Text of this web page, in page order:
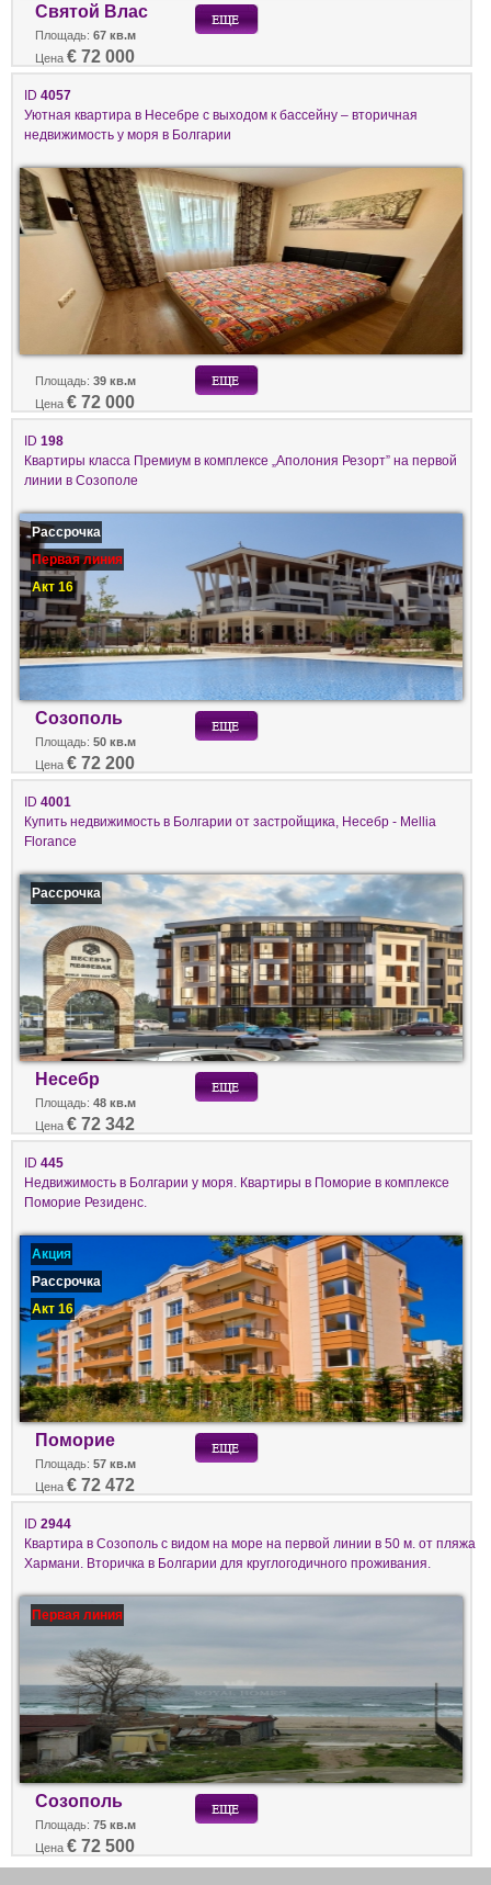
Святой Влас
Площадь: 67 кв.м
Цена € 72 000
ID 4057
Уютная квартира в Несебре с выходом к бассейну – вторичная
недвижимость у моря в Болгарии
Площадь: 39 кв.м
Цена € 72 000
ID 198
Квартиры класса Премиум в комплексе „Аполония Резорт” на первой
линии в Созополе
Рассрочка
Первая линия
Акт 16
Созополь
Площадь: 50 кв.м
Цена € 72 200
ID 4001
Купить недвижимость в Болгарии от застройщика, Несебр - Mellia
Florance
Рассрочка
Несебр
Площадь: 48 кв.м
Цена € 72 342
ID 445
Недвижимость в Болгарии у моря. Квартиры в Поморие в комплексе
Поморие Резиденс.
Акция
Рассрочка
Акт 16
Поморие
Площадь: 57 кв.м
Цена € 72 472
ID 2944
Квартира в Созополь с видом на море на первой линии в 50 м. от пляжа
Хармани. Вторичка в Болгарии для круглогодичного проживания.
Первая линия
Созополь
Площадь: 75 кв.м
Цена € 72 500